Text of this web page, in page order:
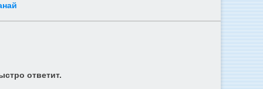
ответит.